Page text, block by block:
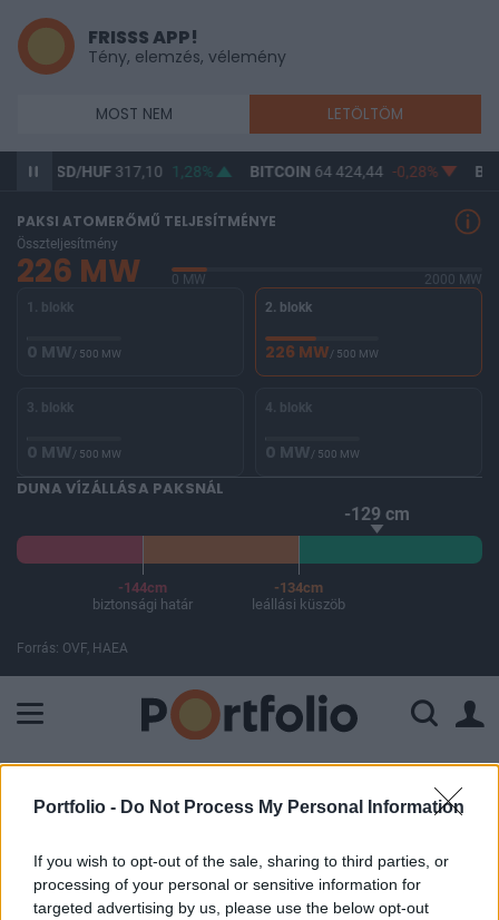
Portfolio - Do Not Process My Personal Information
If you wish to opt-out of the sale, sharing to third parties, or
processing of your personal or sensitive information for
targeted advertising by us, please use the below opt-out
FRISSS APP!
Tény, elemzés, vélemény
MOST NEM LETÖLTÖM
USD/HUF317,10 1,28% BITCOIN64 424,44 -0,28% BUX
PAKSI ATOMERŐMŰ TELJESÍTMÉNYE
Összteljesítmény
226 MW 0 MW
2000 MW
1. blokk
0 MW/ 500 MW
2. blokk
226 MW/ 500 MW
3. blokk
0 MW/ 500 MW
4. blokk
0 MW/ 500 MW
DUNA VÍZÁLLÁSA PAKSNÁL
-129 cm
-144cm
biztonsági határ
-134cm
leállási küszöb
Forrás: OVF, HAEA
ELŐFIZETŐI TARTALOM
Zöld lámpát kaptak a kínaiak -
Indulhat a lakásvásárlás!